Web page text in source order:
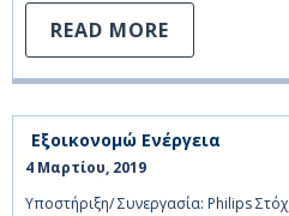
READ MORE
Εξοικονομώ Ενέργεια
4 Μαρτίου, 2019
Υποστήριξη/ Συνεργασία: Philips